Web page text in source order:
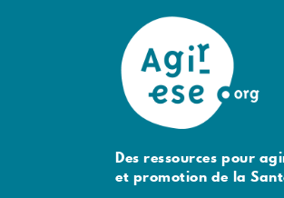
Des ressources pour
et promotion de la